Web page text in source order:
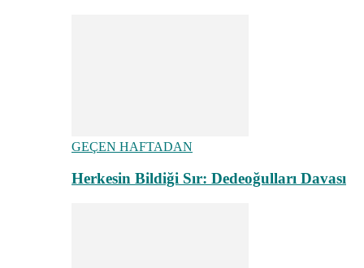
GEÇEN HAFTADAN
Herkesin Bildiği Sır: Dedeoğulları Davası